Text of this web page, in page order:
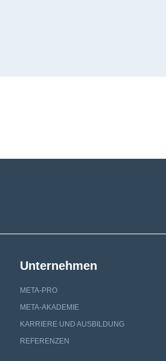
Unternehmen
META-PRO
META-AKADEMIE
KARRIERE UND AUSBILDUNG
REFERENZEN